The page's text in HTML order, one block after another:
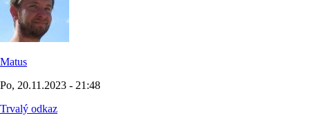
Matus
Po, 20.11.2023 - 21:48
Trvalý odkaz